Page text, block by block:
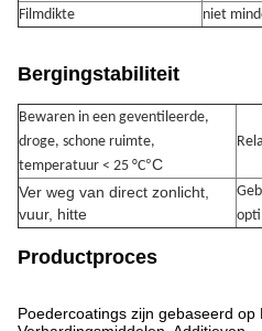
Filmdikte
niet
Bergingstabiliteit
Bewaren in een geventileerde,
droge, schone ruimte,
temperatuur < 25 °C°C
Ver weg van direct zonlicht,
vuur, hitte
Productproces
Poedercoatings zijn gebaseerd op